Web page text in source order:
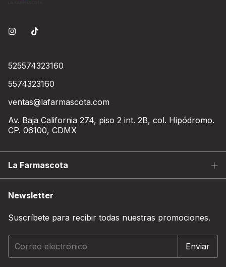
525574323160
5574323160
ventas@lafarmascota.com
Av. Baja California 274, piso 2 int. 2B, col. Hipódromo.
CP. 06100, CDMX
La Farmascota
Newsletter
Suscríbete para recibir todas nuestras promociones.